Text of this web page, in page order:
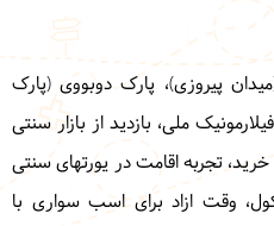
پیروزی)، پارک دوبووی (پارک
ملی، بازدید از بازار سنتی
تجربه اقامت در یورتهای سنتی
وقت ازاد برای اسب سواری با